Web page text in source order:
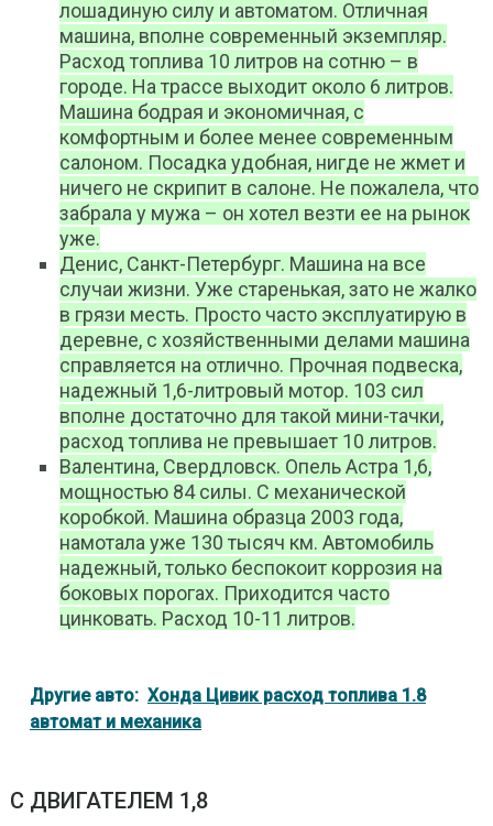
лошадиную силу и автоматом. Отличная
машина, вполне современный экземпляр.
Расход топлива 10 литров на сотню – в
городе. На трассе выходит около 6 литров.
Машина бодрая и экономичная, с
комфортным и более менее современным
салоном. Посадка удобная, нигде не жмет и
ничего не скрипит в салоне. Не пожалела, что
забрала у мужа – он хотел везти ее на рынок
уже.
Денис, Санкт-Петербург. Машина на все
случаи жизни. Уже старенькая, зато не жалко
в грязи месть. Просто часто эксплуатирую в
деревне, с хозяйственными делами машина
справляется на отлично. Прочная подвеска,
надежный 1,6-литровый мотор. 103 сил
вполне достаточно для такой мини-тачки,
расход топлива не превышает 10 литров.
Валентина, Свердловск. Опель Астра 1,6,
мощностью 84 силы. С механической
коробкой. Машина образца 2003 года,
намотала уже 130 тысяч км. Автомобиль
надежный, только беспокоит коррозия на
боковых порогах. Приходится часто
цинковать. Расход 10-11 литров.
Другие авто: Хонда Цивик расход топлива 1.8
автомат и механика
С ДВИГАТЕЛЕМ 1,8